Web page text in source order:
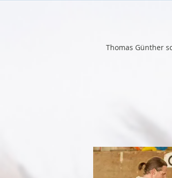
Thomas Günther